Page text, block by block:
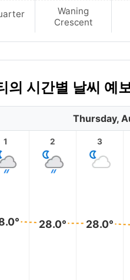
Waning
Crescent
시간별 날씨 예
Thursday,
1 2
28.0°
3
28.0°